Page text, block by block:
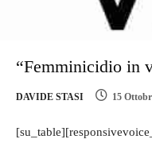
“Femminicidio in
DAVIDE STASI 15